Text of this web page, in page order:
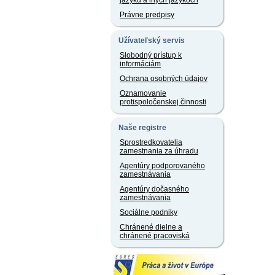
Právne predpisy
Užívateľský servis
Slobodný prístup k
informáciám
Ochrana osobných údajov
Oznamovanie
protispoločenskej činnosti
Naše registre
Sprostredkovatelia
zamestnania za úhradu
Agentúry podporovaného
zamestnávania
Agentúry dočasného
zamestnávania
Sociálne podniky
Chránené dielne a
chránené pracoviská